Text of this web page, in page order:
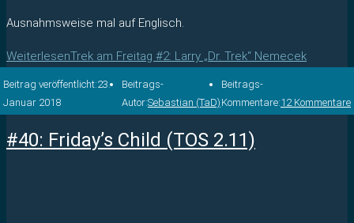
Ausnahmsweise mal auf Englisch.
WeiterlesenTrek am Freitag #2: Larry „Dr. Trek“ Nemecek
Beitrag veröffentlicht:23.
Januar 2018
Beitrags-
Autor:Sebastian (TaD)
Beitrags-
Kommentare:12 Kommentare
#40: Friday’s Child (TOS 2.11)